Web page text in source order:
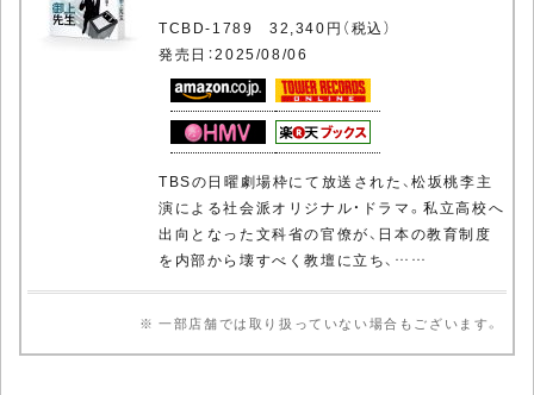
TCBD-1789 32,340円（税込）
発売日：2025/08/06
TBSの日曜劇場枠にて放送された、松坂桃李主
演による社会派オリジナル・ドラマ。私立高校へ
出向となった文科省の官僚が、日本の教育制度
を内部から壊すべく教壇に立ち、……
※ 一部店舗では取り扱っていない場合もございます。